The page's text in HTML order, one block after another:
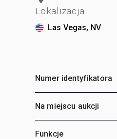
Lokalizacja
Las Vegas, NV
Numer identyfikatora
Na miejscu aukcji
Funkcje